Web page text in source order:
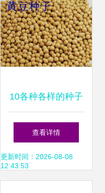
10各种各样的种子
ppt课件ppt
查看详情
更新时间：2026-08-08
12:43:53